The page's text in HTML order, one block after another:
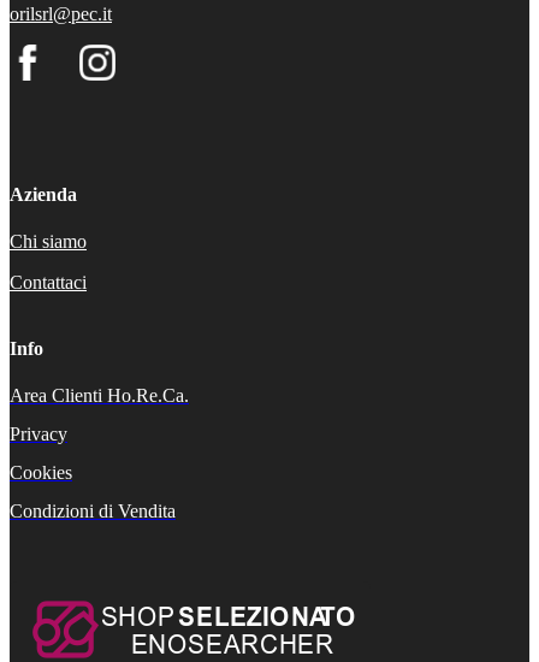
orilsrl@pec.it
Azienda
Chi siamo
Contattaci
Info
Area Clienti Ho.Re.Ca.
Privacy
Cookies
Condizioni di Vendita